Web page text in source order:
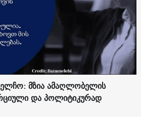
მზია ამაღლობელის
და პოლიტიკურად